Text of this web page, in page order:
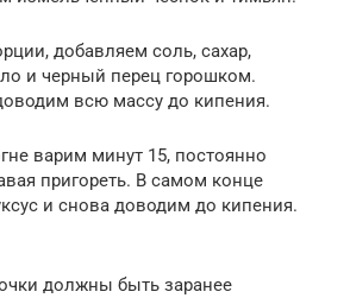
добавляем соль, сахар,
и черный перец горошком.
всю массу до кипения.
варим минут 15, постоянно
пригореть. В самом конце
и снова доводим до кипения.
должны быть заранее